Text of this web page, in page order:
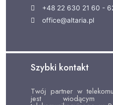
+48 22 630 21 60 -
office@altaria.pl
Szybki kontakt
Twój partner w
jest wiodącym